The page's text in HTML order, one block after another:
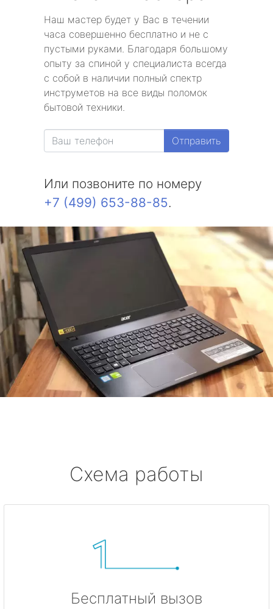
Наш мастер будет у Вас в течении
часа совершенно бесплатно и не с
пустыми руками. Благодаря большому
опыту за спиной у специалиста всегда
с собой в наличии полный спектр
инструметов на все виды поломок
бытовой техники.
Отправить
Или позвоните по номеру
+7 (499) 653-88-85.
Схема работы
Бесплатный вызов